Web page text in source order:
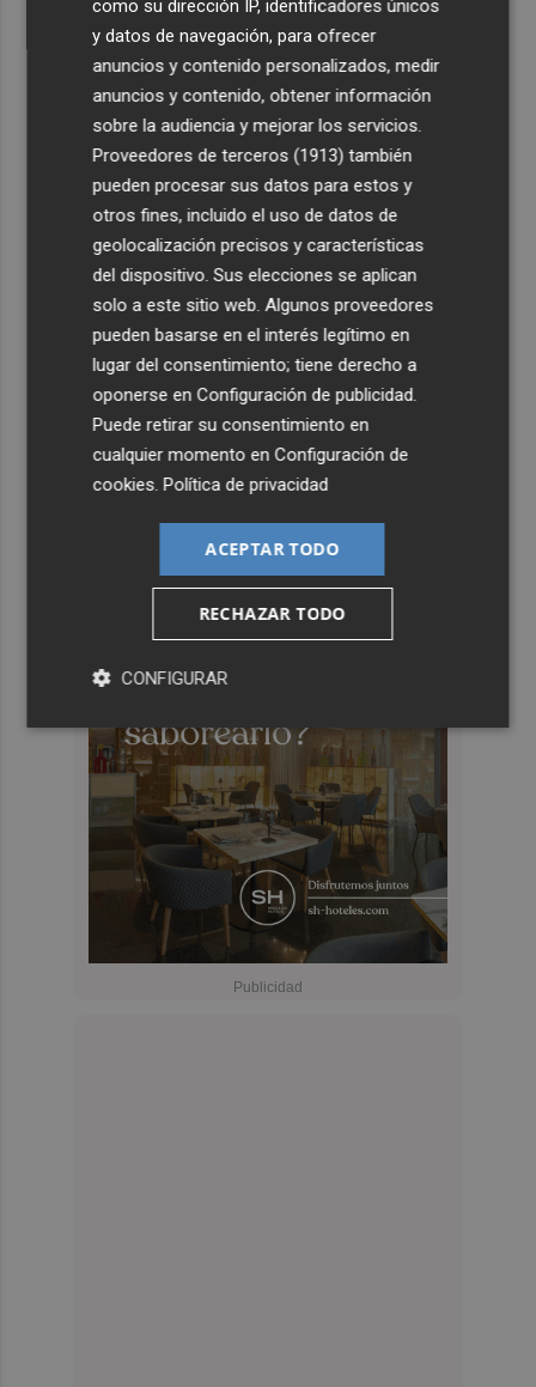
como su dirección IP, identificadores únicos
y datos de navegación, para ofrecer
anuncios y contenido personalizados, medir
anuncios y contenido, obtener información
sobre la audiencia y mejorar los servicios.
Proveedores de terceros (1913) también
pueden procesar sus datos para estos y
otros fines, incluido el uso de datos de
geolocalización precisos y características
del dispositivo. Sus elecciones se aplican
solo a este sitio web. Algunos proveedores
pueden basarse en el interés legítimo en
lugar del consentimiento; tiene derecho a
oponerse enConfiguración de publicidad
Puede retirar su consentimiento en
cualquier momento enConfiguración de
cookies .Política de privacidad
ACEPTAR TODO
RECHAZAR TODO
CONFIGURAR